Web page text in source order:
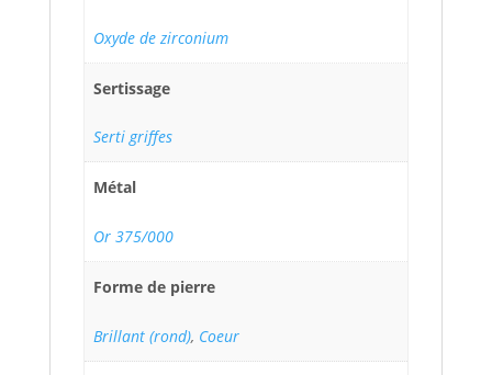
Oxyde de zirconium
Sertissage
Serti griffes
Métal
Or 375/000
Forme de pierre
Brillant (rond), Coeur